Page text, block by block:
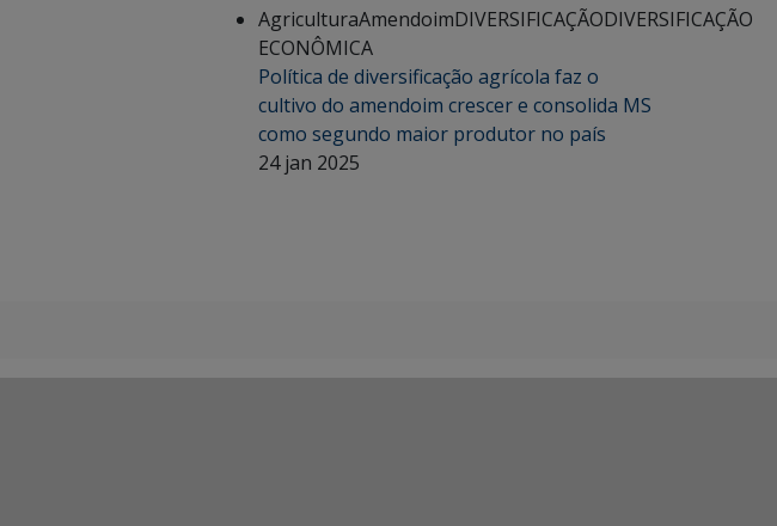
AgriculturaAmendoimDIVERSIFICAÇÃODIVERSIFICAÇÃO
ECONÔMICA
Política de diversificação agrícola faz o
cultivo do amendoim crescer e consolida MS
como segundo maior produtor no país
24 jan 2025